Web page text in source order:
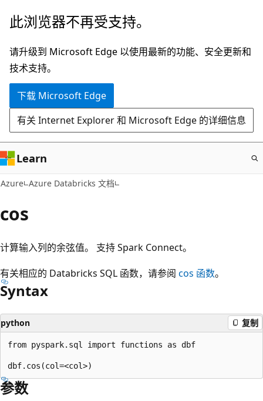
跳
主
要
内
此浏览器不再受支持。
请升级到 Microsoft Edge 以使用最新的功能、安全更新和
技术支持。
下载 Microsoft Edge
有关 Internet Explorer 和 Microsoft Edge 的详细信息
Learn
Azure Azure Databricks 文档
cos
计算输入列的余弦值。 支持 Spark Connect。
有关相应的 Databricks SQL 函数，请参阅 cos 函数。
Syntax
python 复制
from pyspark.sql import functions as dbf
参数